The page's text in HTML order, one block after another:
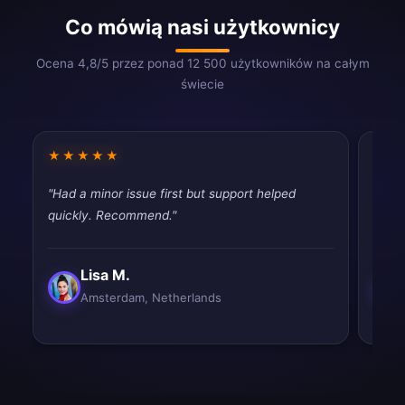
Co mówią nasi użytkownicy
Ocena 4,8/5 przez ponad 12 500 użytkowników na całym
świecie
★★★★★
"Had a minor issue first but support helped
quickly. Recommend."
Lisa M.
Amsterdam, Netherlands